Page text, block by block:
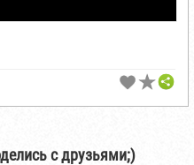
с друзьями;)